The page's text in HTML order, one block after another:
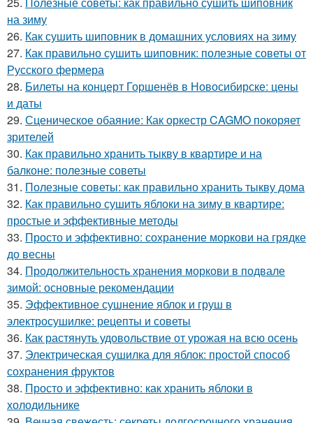
на зиму
26. Как сушить шиповник в домашних условиях на зиму
27. Как правильно сушить шиповник: полезные советы от
Русского фермера
28. Билеты на концерт Горшенёв в Новосибирске: цены
и даты
29. Сценическое обаяние: Как оркестр CAGMO покоряет
зрителей
30. Как правильно хранить тыкву в квартире и на
балконе: полезные советы
31. Полезные советы: как правильно хранить тыкву дома
32. Как правильно сушить яблоки на зиму в квартире:
простые и эффективные методы
33. Просто и эффективно: сохранение моркови на грядке
до весны
34. Продолжительность хранения моркови в подвале
зимой: основные рекомендации
35. Эффективное сушнение яблок и груш в
электросушилке: рецепты и советы
36. Как растянуть удовольствие от урожая на всю осень
37. Электрическая сушилка для яблок: простой способ
сохранения фруктов
38. Просто и эффективно: как хранить яблоки в
холодильнике